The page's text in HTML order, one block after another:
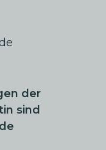
der
sind